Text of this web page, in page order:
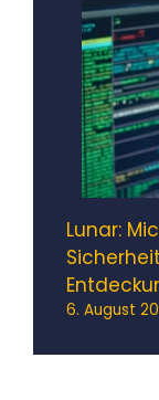
Lunar:
6. August